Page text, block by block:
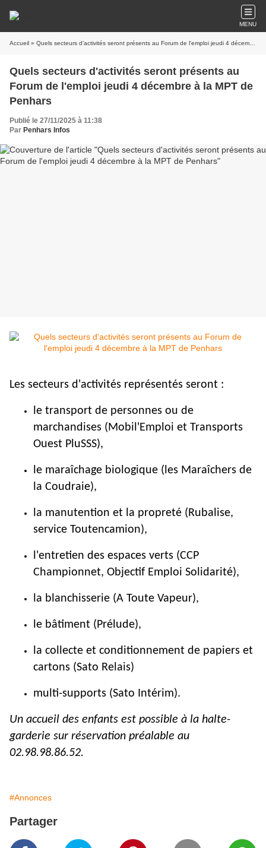
MENU
Accueil » Quels secteurs d'activités seront présents au Forum de l'emploi jeudi 4 décembre à la MPT de Penhars
Quels secteurs d'activités seront présents au
Forum de l'emploi jeudi 4 décembre à la MPT de
Penhars
Publié le 27/11/2025 à 11:38
Par Penhars Infos
Les secteurs d'activités représentés seront :
le transport de personnes ou de
marchandises (Mobil'Emploi et Transports
Ouest PluSSS),
le maraîchage biologique (les Maraîchers de
la Coudraie),
la manutention et la propreté (Rubalise,
service Toutencamion),
l'entretien des espaces verts (CCP
Championnet, Objectif Emploi Solidarité),
la blanchisserie (A Toute Vapeur),
le bâtiment (Prélude),
la collecte et conditionnement de papiers et
cartons (Sato Relais)
multi-supports (Sato Intérim).
Un accueil des enfants est possible à la halte-
garderie sur réservation préalable au
02.98.98.86.52.
#Annonces
Partager